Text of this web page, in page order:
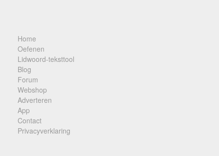
Home
Oefenen
Lidwoord-teksttool
Blog
Forum
Webshop
Adverteren
App
Contact
Privacyverklaring